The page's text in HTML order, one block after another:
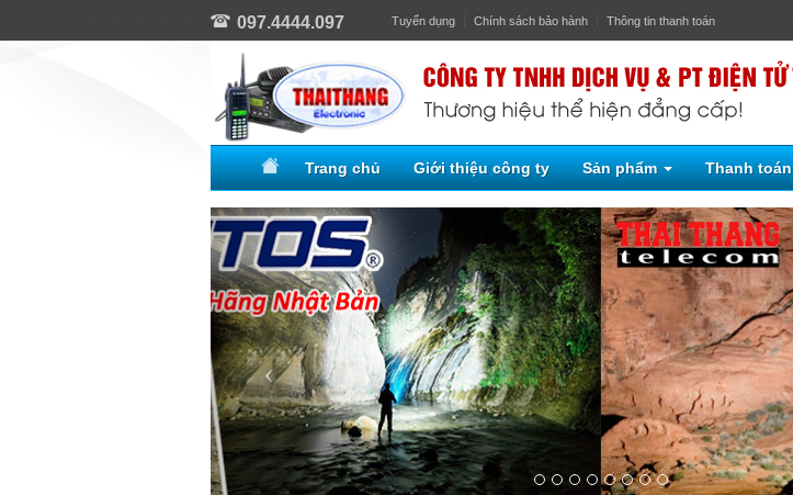
097.4444.097 Tuyển dụng Chính sách bảo hành Thông tin thanh toán
Trang chủ Giới thiệu công ty Sản phẩm Thanh toán